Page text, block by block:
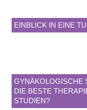
EINBLICK IN EINE
GYNÄKOLOGISCHE
DIE BESTE
STUDIEN?